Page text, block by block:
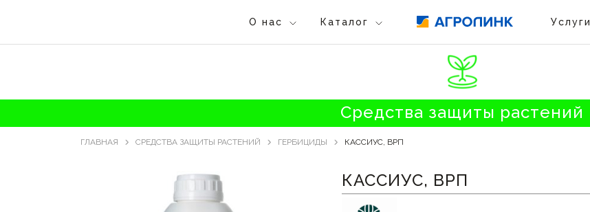
О нас Каталог Услуги
Средства защиты растений
ГЛАВНАЯ СРЕДСТВА ЗАЩИТЫ РАСТЕНИЙ ГЕРБИЦИДЫ КАССИУС, ВРП
КАССИУС, ВРП